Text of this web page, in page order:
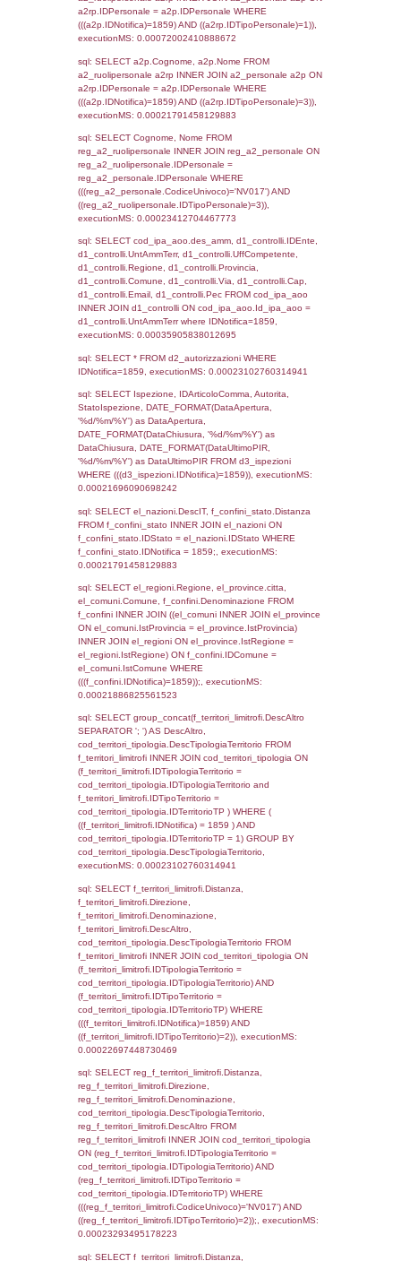
sql: SELECT COUNT(*) FROM
WHERE `userlevelid` = -2, executionMS:
sql: SELECT `tablename`, `userlevelid`,
`userlevelpermissions` WHERE `userlevelid`
sql: SELECT a1.RagioneSociale,
localita, el_prov.citta AS provincia,
DATE(n.DataInvioNotifica) as
n.FileNotificaZip, n.DataFileNotificaZip
LEFT JOIN infostabilimento i ON
n.CodiceUnivoco LEFT JOIN
a1.CodiceUnivoco = n.CodiceUnivoco LEFT
el_comuni AS el_com ON a1.ComuneStab =
el_com.IstComune LEFT JOIN el_province
n.IDNotifica = 1859;, executionMS:
0.00048995018005371
sql: SELECT a1_stabilimento.*,
ComuneST, el_province.citta as
el_regioni.Regione as RegioneST,
as ComuneSL, el_province_1.citta as
el_regioni_1.Regione as RegioneSL FROM
(((((a1_stabilimento LEFT JOIN el_comuni
a1_stabilimento.ComuneStab =
LEFT JOIN el_province ON
= el_province.IstProvincia) LEFT JOIN
a1_stabilimento.RegioneStab =
LEFT JOIN el_comuni AS el_comuni_1 ON
a1_stabilimento.IstComuneSL =
LEFT JOIN el_province AS el_province_1
a1_stabilimento.IstProvinciaSL =
el_province_1.IstProvincia) LEFT JOIN
el_regioni_1 ON
el_regioni_1.IstRegione where
executionMS: 0.00030279159545898
sql: SELECT a2p.Cognome, a2p.Nome
a2_ruolipersonale a2rp INNER JOIN
a2rp.IDPersonale = a2p.IDPersonale
(((a2p.IDNotifica)=1859) AND
executionMS: 0.00072002410888672
sql: SELECT a2p.Cognome, a2p.Nome
a2_ruolipersonale a2rp INNER JOIN
a2rp.IDPersonale = a2p.IDPersonale
(((a2p.IDNotifica)=1859) AND
executionMS: 0.00021791458129883
sql: SELECT Cognome, Nome FROM
reg_a2_ruolipersonale INNER JOIN
reg_a2_ruolipersonale.IDPersonale =
reg_a2_personale.IDPersonale WHERE
executionMS: 0.00023412704467773
sql: SELECT cod_ipa_aoo.des_amm,
d1_controlli.UntAmmTerr,